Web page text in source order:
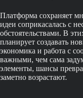
Платформа сохраняет
идеи соприкасалась с
обстоятельствами. В
планирует создавать
экономика и работа с
важными, чем сама
элементы, шансы
заметно возрастают.